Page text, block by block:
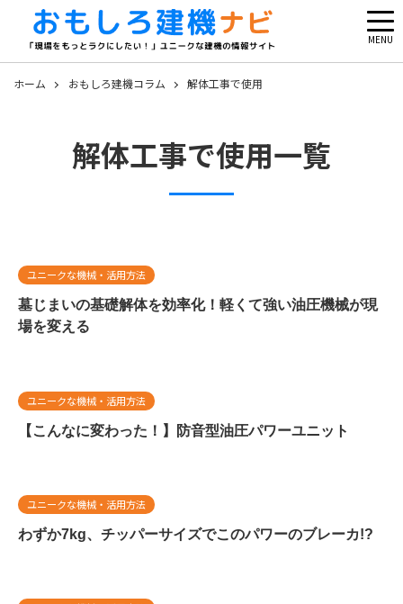
MENU
ホーム おもしろ建機コラム 解体工事で使用
解体工事で使用一覧
ユニークな機械・活用方法
墓じまいの基礎解体を効率化！軽くて強い油圧機械が現
場を変える
ユニークな機械・活用方法
【こんなに変わった！】防音型油圧パワーユニット
ユニークな機械・活用方法
わずか7kg、チッパーサイズでこのパワーのブレーカ!?